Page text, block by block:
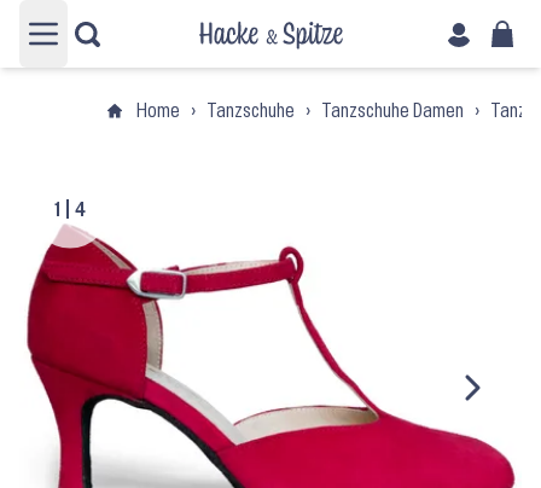
Hauptmenü öffnen
Home › Tanzschuhe › Tanzschuhe Damen ›
1 4